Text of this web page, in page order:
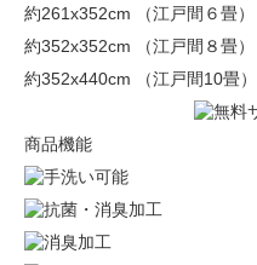
約261x352cm （江戸間６畳）
約352x352cm （江戸間８畳）
約352x440cm （江戸間10畳）
商品機能